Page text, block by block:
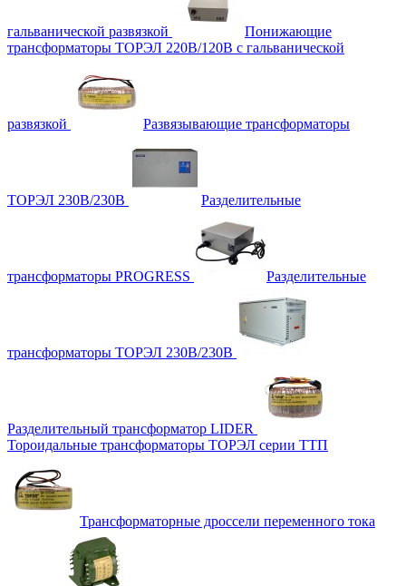
гальванической развязкой
Понижающие
трансформаторы ТОРЭЛ 220В/120В с гальванической
развязкой Развязывающие трансформаторы
ТОРЭЛ 230В/230В Разделительные
трансформаторы PROGRESS Разделительные
трансформаторы ТОРЭЛ 230В/230В
Разделительный трансформатор LIDER
Тороидальные трансформаторы ТОРЭЛ серии ТТП
Трансформаторные дроссели переменного тока